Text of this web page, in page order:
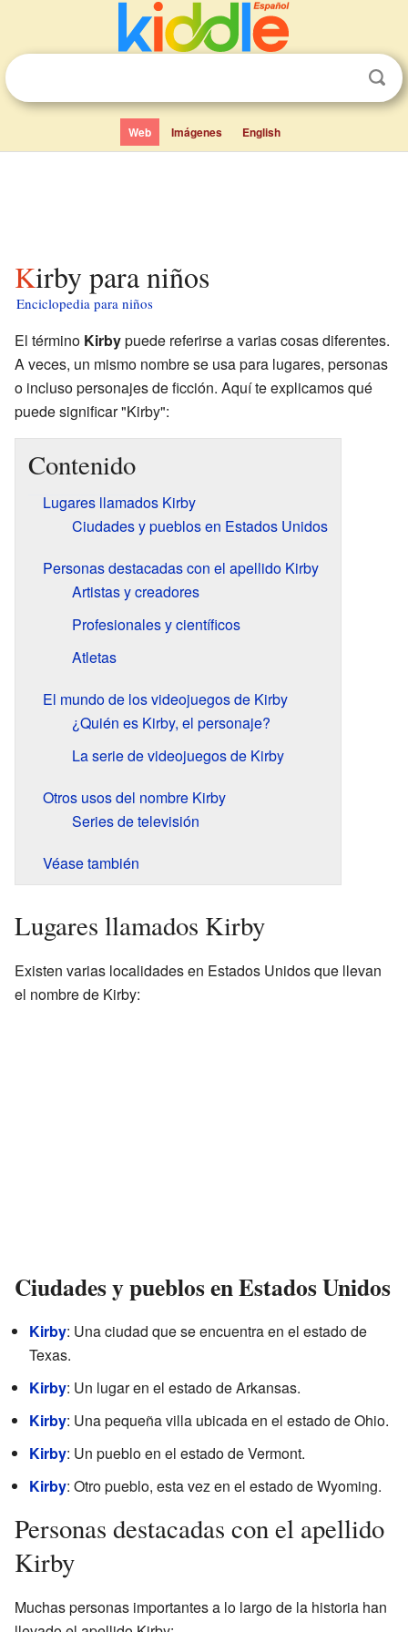
Web Imágenes English
Kirby para niños
Enciclopedia para niños
El término Kirbypuede referirse a varias cosas diferentes.
A veces, un mismo nombre se usa para lugares, personas
o incluso personajes de ficción. Aquí te explicamos qué
puede significar "Kirby":
Contenido
Lugares llamados Kirby
Ciudades y pueblos en Estados Unidos
Personas destacadas con el apellido Kirby
Artistas y creadores
Profesionales y científicos
Atletas
El mundo de los videojuegos de Kirby
¿Quién es Kirby, el personaje?
La serie de videojuegos de Kirby
Otros usos del nombre Kirby
Series de televisión
Véase también
Lugares llamados Kirby
Existen varias localidades en Estados Unidos que llevan
el nombre de Kirby:
Ciudades y pueblos en Estados Unidos
Kirby: Una ciudad que se encuentra en el estado de
Texas.
Kirby: Un lugar en el estado de Arkansas.
Kirby: Una pequeña villa ubicada en el estado de Ohio.
Kirby: Un pueblo en el estado de Vermont.
Kirby: Otro pueblo, esta vez en el estado de Wyoming.
Personas destacadas con el apellido
Kirby
Muchas personas importantes a lo largo de la historia han